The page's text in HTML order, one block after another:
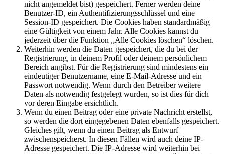
nicht angemeldet bist) gespeichert. Ferner werden deine
Benutzer-ID, ein Authentifizierungsschlüssel und eine
Session-ID gespeichert. Die Cookies haben standardmäßig
eine Gültigkeit von einem Jahr. Alle Cookies kannst du
jederzeit über die Funktion „Alle Cookies löschen“ löschen.
Weiterhin werden die Daten gespeichert, die du bei der
Registrierung, in deinem Profil oder deinem persönlichem
Bereich angibst. Für die Registrierung sind mindestens ein
eindeutiger Benutzername, eine E-Mail-Adresse und ein
Passwort notwendig. Wenn durch den Betreiber weitere
Daten als notwendig festgelegt wurden, so ist dies für dich
vor deren Eingabe ersichtlich.
Wenn du einen Beitrag oder eine private Nachricht erstellst,
so werden die dort eingegebenen Daten ebenfalls gespeichert.
Gleiches gilt, wenn du einen Beitrag als Entwurf
zwischenspeicherst. In diesen Fällen wird auch deine IP-
Adresse gespeichert. Die IP-Adresse wird weiterhin bei